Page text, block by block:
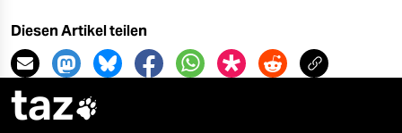
Diesen Artikel teilen
taz